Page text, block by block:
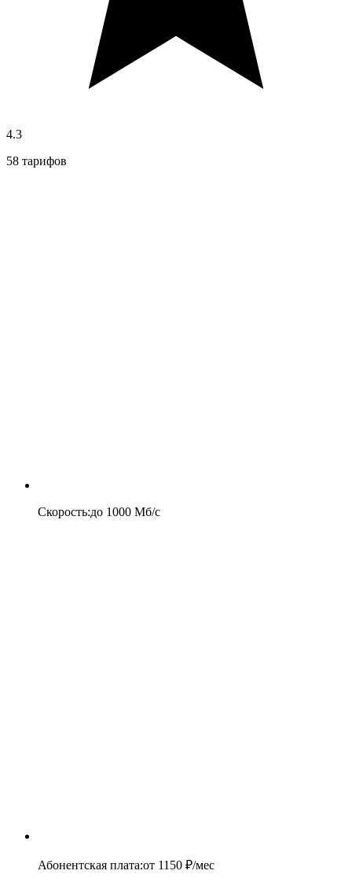
4.3
58 тарифов
Скорость:до 1000 Мб/c
Абонентская плата:от 1150 ₽/мес